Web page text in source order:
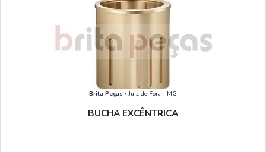
Brita Peças / Juiz de Fora - MG
BUCHA EXCÊNTRICA